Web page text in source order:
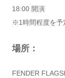
18:00 開演
※1時間程度を予
場所：
FENDER